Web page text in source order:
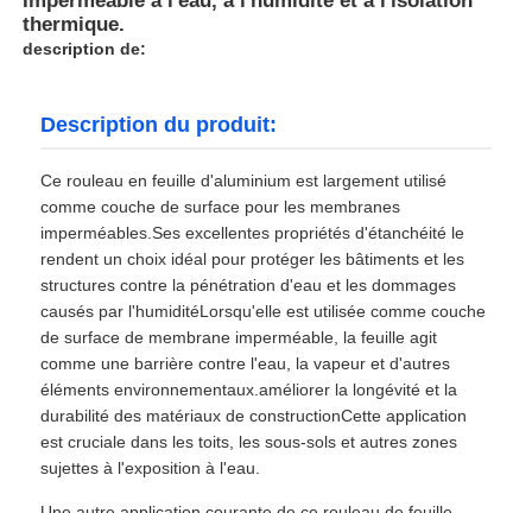
thermique.
description de:
Description du produit:
Ce rouleau en feuille d'aluminium est largement utilisé
comme couche de surface pour les membranes
imperméables.Ses excellentes propriétés d'étanchéité le
rendent un choix idéal pour protéger les bâtiments et les
structures contre la pénétration d'eau et les dommages
causés par l'humiditéLorsqu'elle est utilisée comme couche
de surface de membrane imperméable, la feuille agit
comme une barrière contre l'eau, la vapeur et d'autres
éléments environnementaux.améliorer la longévité et la
durabilité des matériaux de constructionCette application
est cruciale dans les toits, les sous-sols et autres zones
sujettes à l'exposition à l'eau.